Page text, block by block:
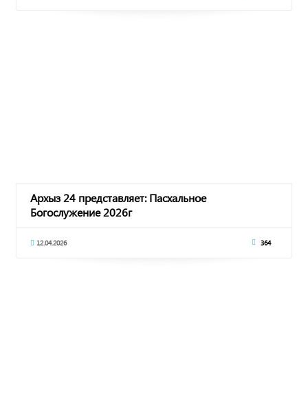
Архыз 24 представляет: Пасхальное
Богослужение 2026г
12.04.2026 364